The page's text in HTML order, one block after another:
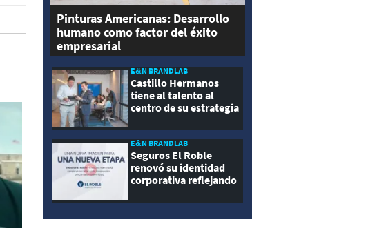
Pinturas Americanas: Desarrollo
humano como factor del éxito
empresarial
E&N BRANDLAB
Castillo Hermanos
tiene al talento al
centro de su estrategia
E&N BRANDLAB
Seguros El Roble
renovó su identidad
corporativa reflejando
modernidad